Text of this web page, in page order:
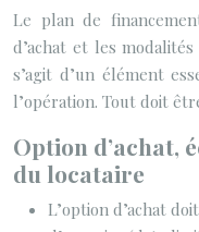
Le plan de
d’achat et les
s’agit d’un élément
l’opération. Tout doit
Option d’achat,
du locataire
L’option d’achat